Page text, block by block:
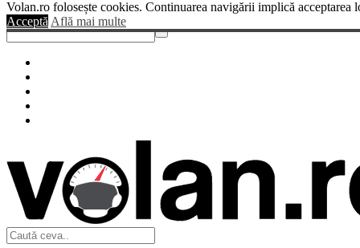
Sendigo
Volan.ro folosește cookies. Continuarea navigării implică acceptarea
Acceptă Află mai multe